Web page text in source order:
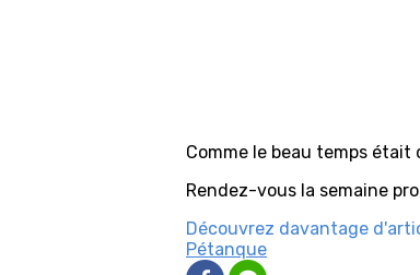
Comme le beau temps était
Rendez-vous la semaine
Découvrez davantage
Pétanque